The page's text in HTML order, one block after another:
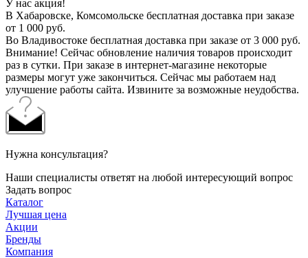
У нас акция!
В Хабаровске, Комсомольске бесплатная доставка при заказе
от 1 000 руб.
Во Владивостоке бесплатная доставка при заказе от 3 000 руб.
Внимание! Сейчас обновление наличия товаров происходит
раз в сутки. При заказе в интернет-магазине некоторые
размеры могут уже закончиться. Сейчас мы работаем над
улучшение работы сайта. Извините за возможные неудобства.
Нужна консультация?
Наши специалисты ответят на любой интересующий вопрос
Задать вопрос
Каталог
Лучшая цена
Акции
Бренды
Компания